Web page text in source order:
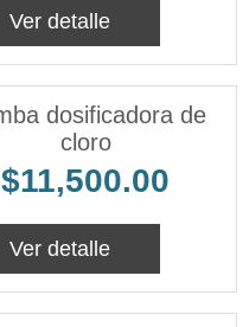
Ver detalle
dosificadora de
cloro
$11,500.00
Ver detalle